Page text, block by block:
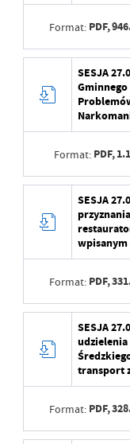
Ostatnio
Data ostatniej
aktualizacji
Ostatnio
Format: PDF,
Wytworzył
Opublikował
Data ostatniej
aktualizacji
Ostatnio
SESJA
Format: PDF,
Wytworzył
Data
Opublikował
Data ostatniej
aktualizacji
Ostatnio
SESJA
Format: PDF,
Wytworzył
Data
Opublikował
SESJA
transport
Format: PDF,